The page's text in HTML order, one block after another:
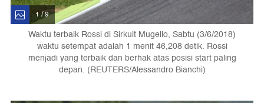
1 / 9
Waktu terbaik Rossi di Sirkuit Mugello, Sabtu (3/6/2018)
waktu setempat adalah 1 menit 46,208 detik. Rossi
menjadi yang terbaik dan berhak atas posisi start paling
depan. (REUTERS/Alessandro Bianchi)